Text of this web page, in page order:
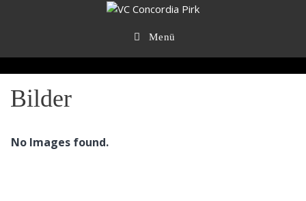
Menü
Bilder
No Images found.